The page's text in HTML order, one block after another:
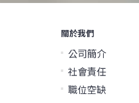
關於我們
公司簡介
社會責任
職位空缺